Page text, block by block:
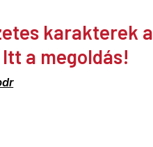
karakterek a
a megoldás!